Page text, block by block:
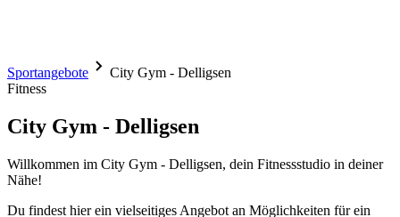
Sportangebote
City Gym - Delligsen
Fitness
City Gym - Delligsen
Willkommen im City Gym - Delligsen, dein Fitnessstudio in deiner
Nähe!
Du findest hier ein vielseitiges Angebot an Möglichkeiten für ein